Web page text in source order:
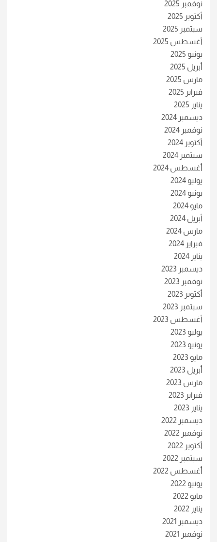
نوفمبر 2025
أكتوبر 2025
سبتمبر 2025
أغسطس 2025
يونيو 2025
أبريل 2025
مارس 2025
فبراير 2025
يناير 2025
ديسمبر 2024
نوفمبر 2024
أكتوبر 2024
سبتمبر 2024
أغسطس 2024
يوليو 2024
يونيو 2024
مايو 2024
أبريل 2024
مارس 2024
فبراير 2024
يناير 2024
ديسمبر 2023
نوفمبر 2023
أكتوبر 2023
سبتمبر 2023
أغسطس 2023
يوليو 2023
يونيو 2023
مايو 2023
أبريل 2023
مارس 2023
فبراير 2023
يناير 2023
ديسمبر 2022
نوفمبر 2022
أكتوبر 2022
سبتمبر 2022
أغسطس 2022
يونيو 2022
مايو 2022
يناير 2022
ديسمبر 2021
نوفمبر 2021